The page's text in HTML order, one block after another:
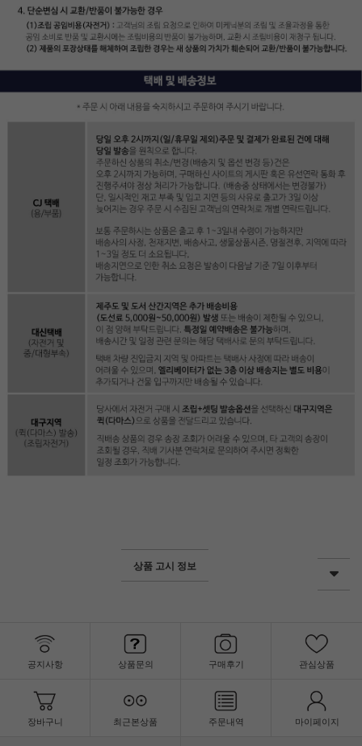
상품 고시 정보
공지사항 상품문의 구매후기 관심상품
장바구니 최근본상품 주문내역 마이페이지